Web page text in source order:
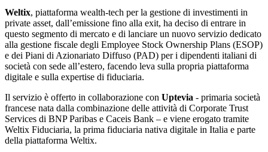
Weltix, piattaforma wealth-tech per la gestione di investimenti in
private asset, dall’emissione fino alla exit, ha deciso di entrare in
questo segmento di mercato e di lanciare un nuovo servizio dedicato
alla gestione fiscale degli Employee Stock Ownership Plans (ESOP)
e dei Piani di Azionariato Diffuso (PAD) per i dipendenti italiani di
società con sede all’estero, facendo leva sulla propria piattaforma
digitale e sulla expertise di fiduciaria.
Il servizio è offerto in collaborazione con Uptevia - primaria società
francese nata dalla combinazione delle attività di Corporate Trust
Services di BNP Paribas e Caceis Bank – e viene erogato tramite
Weltix Fiduciaria, la prima fiduciaria nativa digitale in Italia e parte
della piattaforma Weltix.